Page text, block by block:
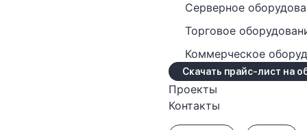
Серверное
Торговое
Коммерческое
Скачать прайс-лист на
Проекты
Контакты